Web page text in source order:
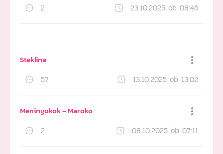
2 23.10.2025 ob 08:46
Steklina
57 13.10.2025 ob 13:02
Meningokok – Maroko
2 08.10.2025 ob 07:11